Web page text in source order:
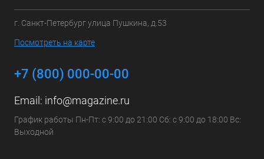
г. Санкт-Петербург улица Пушкина, д.53
Посмотреть на карте
+7 (800) 000-00-00
Email: info@magazine.ru
График работы Пн-Пт: с 9:00 до 21:00 Сб: с 9:00 до 18:00 Вс:
Выходной